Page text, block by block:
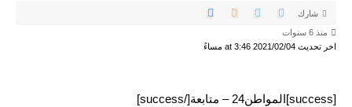
اخر تحديث 2021/02/04 at 3:46 مساءً
منذ 6 سنوات
شارك
[success]المواطن24 – متابعة[/success]